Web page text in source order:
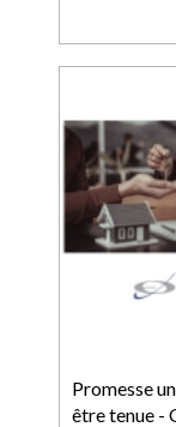
Promesse
être tenue -